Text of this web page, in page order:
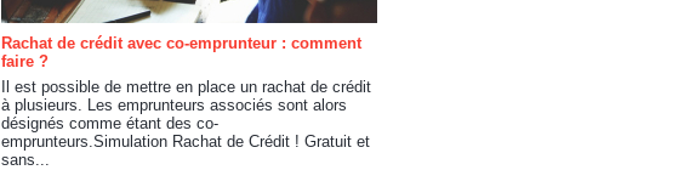
Rachat de crédit avec co-emprunteur : comment
faire ?
Il est possible de mettre en place un rachat de crédit
à plusieurs. Les emprunteurs associés sont alors
désignés comme étant des co-
emprunteurs.Simulation Rachat de Crédit ! Gratuit et
sans...